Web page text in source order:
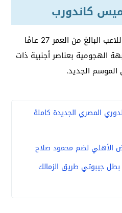
كاندورب
مع اللاعب البالغ من العمر 27 عامًا
الهجومية بعناصر أجنبية ذات
الموسم الجديد.
المصري الجديدة كاملة
الأهلي لضم محمود صلاح
جيبوتي طريق الزمالك